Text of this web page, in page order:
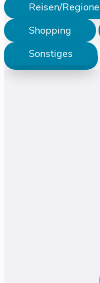
Reisen/
Shopping
Sonstiges
Prüfen